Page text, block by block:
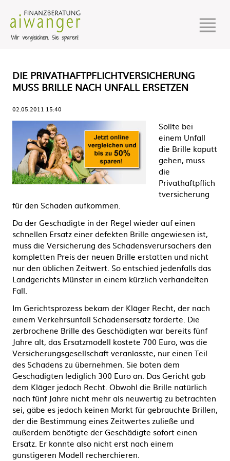
DIE PRIVATHAFTPFLICHTVERSICHERUNG
MUSS BRILLE NACH UNFALL ERSETZEN
02.05.2011 15:40
Sollte bei
einem Unfall
die Brille kaputt
gehen, muss
die
Privathaftpflich
tversicherung
für den Schaden aufkommen.
Da der Geschädigte in der Regel wieder auf einen
schnellen Ersatz einer defekten Brille angewiesen ist,
muss die Versicherung des Schadensverursachers den
kompletten Preis der neuen Brille erstatten und nicht
nur den üblichen Zeitwert. So entschied jedenfalls das
Landgerichts Münster in einem kürzlich verhandelten
Fall.
Im Gerichtsprozess bekam der Kläger Recht, der nach
einem Verkehrsunfall Schadensersatz forderte. Die
zerbrochene Brille des Geschädigten war bereits fünf
Jahre alt, das Ersatzmodell kostete 700 Euro, was die
Versicherungsgesellschaft veranlasste, nur einen Teil
des Schadens zu übernehmen. Sie boten dem
Geschädigten lediglich 300 Euro an. Das Gericht gab
dem Kläger jedoch Recht. Obwohl die Brille natürlich
nach fünf Jahre nicht mehr als neuwertig zu betrachten
sei, gäbe es jedoch keinen Markt für gebrauchte Brillen,
der die Bestimmung eines Zeitwertes zuließe und
außerdem benötigte der Geschädigte sofort einen
Ersatz. Er konnte also nicht erst nach einem
günstigeren Modell recherchieren.